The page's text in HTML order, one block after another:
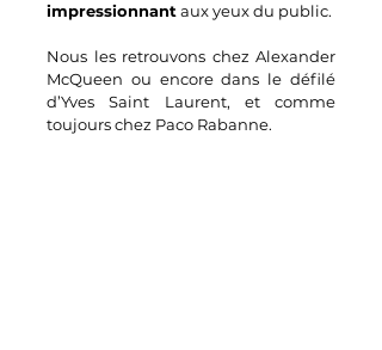
impressionnant aux yeux du public.
Nous les retrouvons chez Alexander
McQueen ou encore dans le défilé
d’Yves Saint Laurent, et comme
toujours chez Paco Rabanne.